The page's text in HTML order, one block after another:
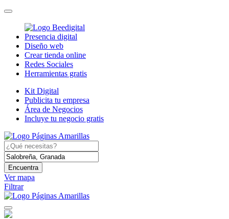
Presencia digital
Diseño web
Crear tienda online
Redes Sociales
Herramientas gratis
Kit Digital
Publicita tu empresa
Área de Negocios
Incluye tu negocio gratis
Encuentra
Ver mapa
Filtrar